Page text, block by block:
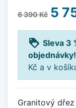
6 390 Kč 5
loyalty Sleva 3
objednávky!
Kč a v
Granitový